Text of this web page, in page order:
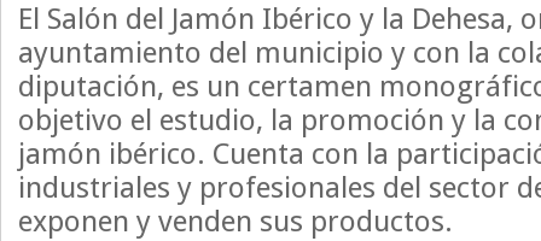
El Salón del Jamón Ibérico y la Dehesa,
ayuntamiento del municipio y con la
diputación, es un certamen
objetivo el estudio, la promoción y la
jamón ibérico. Cuenta con la
industriales y profesionales del sector
exponen y venden sus productos.